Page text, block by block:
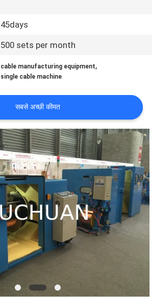
45days
500 sets per month
cable manufacturing equipment,
single cable machine
सबसे अच्छी कीमत